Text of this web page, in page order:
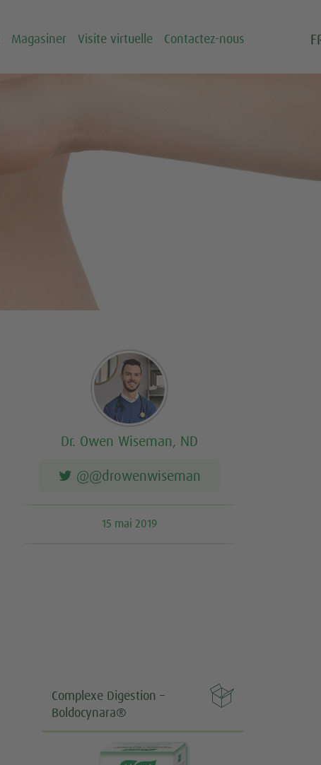
Magasiner Visite virtuelle Contactez-nous
Dr. Owen Wiseman, ND
@@drowenwiseman
15 mai 2019

Complexe Digestion –
Boldocynara®